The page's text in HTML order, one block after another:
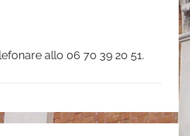
allo 06 70 39 20 51.